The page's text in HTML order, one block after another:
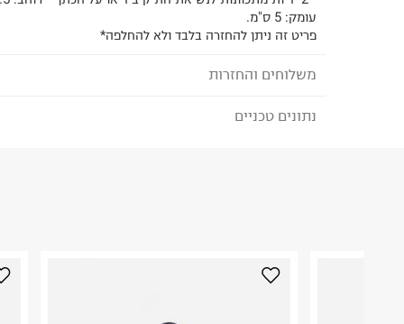
עומק: 5 ס"מ.
פריט זה ניתן להחזרה בלבד ולא להחלפה*
משלוחים והחזרות
לבחירת בשיטת המשלוח המתאימה לכם,
לפני החזרת החבילה, חשוב להדביק את מדבקת
נתונים טכניים